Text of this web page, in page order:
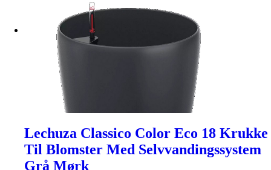
Lechuza Classico Color Eco 18 Krukke
Til Blomster Med Selvvandingssystem
Grå Mørk